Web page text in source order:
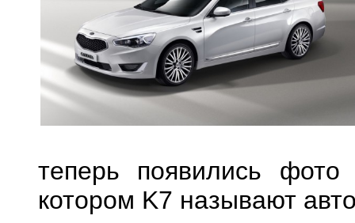
теперь появились
котором K7 называют